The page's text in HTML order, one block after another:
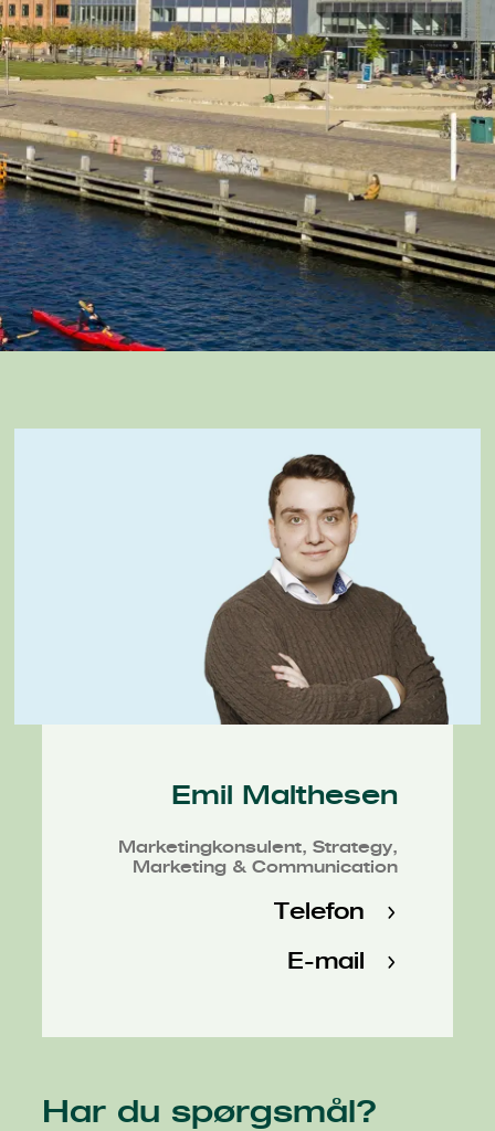
Har du spørgsmål?
Emil Malthesen
Marketingkonsulent, Strategy,
Marketing & Communication
Telefon
E-mail